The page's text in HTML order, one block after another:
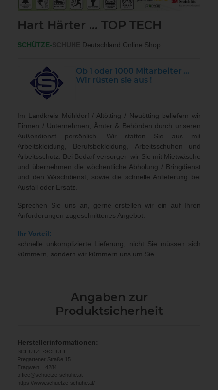
Hart Härter … TOP TECH
SCHÜTZE- Deutschland Online Shop
Ob 1 oder 1000 Mitarbeiter ...
Wir rüsten sie aus !
Im Landkreis Mühldorf / Altötting / Neuötting beliefern wir
Firmen / Unternehmen, Ämter & Behörden durch unseren
Außendienst persönlich. Wir statten Sie aus mit
Arbeitskleidung, Berufsbekleidung, Arbeitsschuhen und
Arbeitsschutz. Bei Bedarf versorgen wir Sie mit Mietwäsche
und übernehmen die wöchentliche Abholung / Bringdienst
und den Waschdienst, sowie die schnelle Anlieferung bei
Ausfall oder Ersatz.
Sprechen Sie uns an, gerne erstellen wir ein auf Ihren
Anforderungen zugeschnittenes Angebot.
Ihr Vorteil:
schnelle unkomplizierte Lieferung, nicht Sie müssen sich
kümmern, sondern wir kümmern uns um Sie.
Angaben zur
Produktsicherheit
Herstellerinformationen:
SCHÜTZE-SCHUHE
Pregartener Straße 15
Tragwein, , 4284
office@schuetze-schuhe.at
https://www.schuetze-schuhe.at/